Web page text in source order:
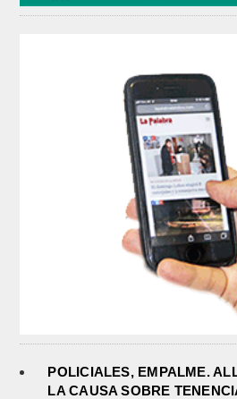
POLICIALES, EMPALME.
LA CAUSA SOBRE